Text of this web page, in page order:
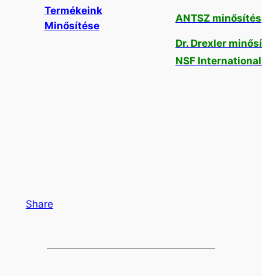
Termékeink
Minősítése
ANTSZ minősítés
Dr. Drexler
NSF
Share